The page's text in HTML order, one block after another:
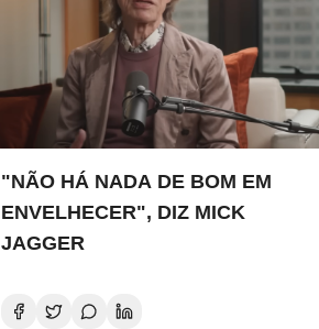
"NÃO HÁ NADA DE BOM EM
ENVELHECER", DIZ MICK
JAGGER